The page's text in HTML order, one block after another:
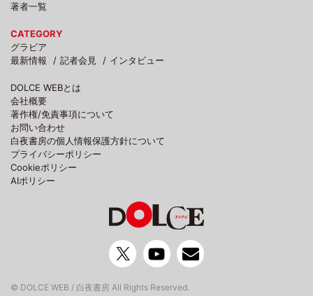
著者一覧
CATEGORY
グラビア
最新情報
記者会見 インタビュー
DOLCE WEBとは
会社概要
著作権/免責事項について
お問い合わせ
白夜書房の個人情報保護方針について
プライバシーポリシー
Cookieポリシー
AIポリシー
© DOLCE WEB / 白夜書房 All Rights Reserved.